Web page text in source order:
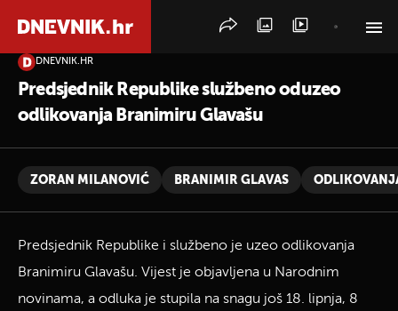
DNEVNIK.HR
Predsjednik Republike službeno oduzeo
odlikovanja Branimiru Glavašu
ZORAN MILANOVIĆ BRANIMIR GLAVAS
Predsjednik Republike i službeno je uzeo odlikovanja
Branimiru Glavašu. Vijest je objavljena u Narodnim
novinama, a odluka je stupila na snagu još 18. lipnja, 8
PRETRAŽITE VIJESTI